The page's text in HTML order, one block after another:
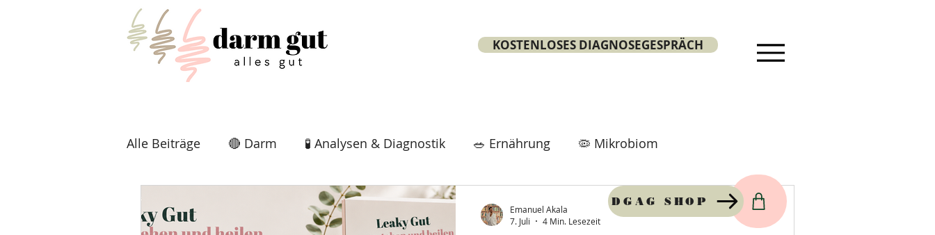
KOSTENLOSES DIAGNOSEGESPRÄCH
Alle Beiträge 🔴 Darm 🧪 Analysen & Diagnostik 🥗 Ernährung 🦠 Mikrobiom
🌱 Detox ⏳ Longevity & Vitality 🌸 Frauengesundheit
Emanuel Akala
7. Juli
4 Min. Lesezeit
DGAG SHOP